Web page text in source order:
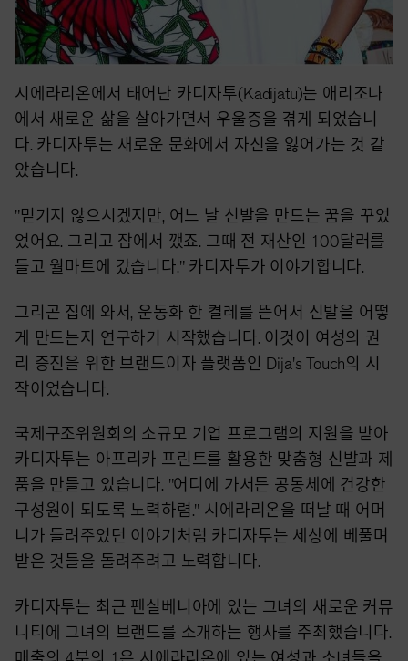
시에라리온에서 태어난 카디자투(Kadijatu)는 애리조나
에서 새로운 삶을 살아가면서 우울증을 겪게 되었습니
다. 카디자투는 새로운 문화에서 자신을 잃어가는 것 같
았습니다.
"믿기지 않으시겠지만, 어느 날 신발을 만드는 꿈을 꾸었
었어요. 그리고 잠에서 깼죠. 그때 전 재산인 100달러를
들고 월마트에 갔습니다." 카디자투가 이야기합니다.
그리곤 집에 와서, 운동화 한 켤레를 뜯어서 신발을 어떻
게 만드는지 연구하기 시작했습니다. 이것이 여성의 권
리 증진을 위한 브랜드이자 플랫폼인 Dija's Touch의 시
작이었습니다.
국제구조위원회의 소규모 기업 프로그램의 지원을 받아
카디자투는 아프리카 프린트를 활용한 맞춤형 신발과 제
품을 만들고 있습니다. "어디에 가서든 공동체에 건강한
구성원이 되도록 노력하렴." 시에라리온을 떠날 때 어머
니가 들려주었던 이야기처럼 카디자투는 세상에 베풀며
받은 것들을 돌려주려고 노력합니다.
카디자투는 최근 펜실베니아에 있는 그녀의 새로운 커뮤
니티에 그녀의 브랜드를 소개하는 행사를 주최했습니다.